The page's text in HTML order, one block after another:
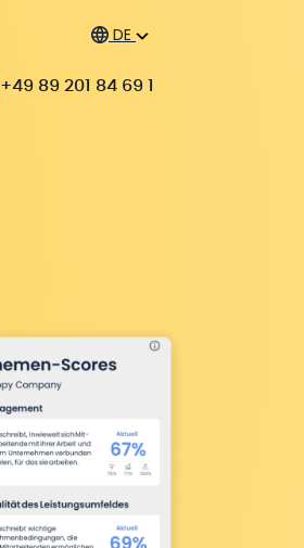
DE
+49 89 201 84 69 1